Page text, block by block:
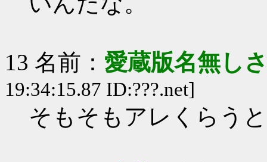
13 名前： 愛蔵版名無し
19:34:15.87 ID:???.net]
そもそもアレくらう